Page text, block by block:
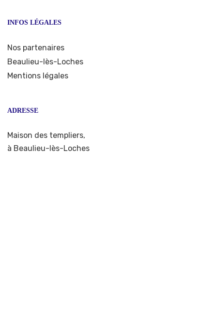
INFOS LÉGALES
Nos partenaires
Beaulieu-lès-Loches
Mentions légales
ADRESSE
Maison des templiers,
à Beaulieu-lès-Loches